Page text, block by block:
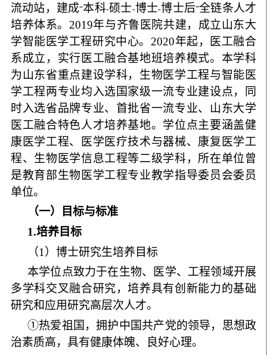
流动站，建成“本科-硕士-博士-博士后”全链条人才
培养体系。 2019年与齐鲁医院共建，成立山东大
学智能医学工程研究中心。 2020年起，医工融合
系成立，实行医工融合基地班培养模式。本学科
为山东省重点建设学科，生物医学工程与智能医
学工程两专业均入选国家级一流专业建设点，同
时入选省品牌专业、首批省一流专业、山东大学
医工融合特色人才培养基地。学位点主要涵盖健
康医学工程、医学医疗技术与器械、康复医学工
程、生物医学信息工程等二级学科，所在单位曾
是教育部生物医学工程专业教学指导委员会委员
单位。
（一）目标与标准
1.培养目标
（1 ）博士研究生培养目标
本学位点致力于在生物、医学、工程领域开展
多学科交叉融合研究，培养具有创新能力的基础
研究和应用研究高层次人才。
①热爱祖国，拥护中国共产党的领导，思想政
治素质高，具有健康体魄、良好心理。